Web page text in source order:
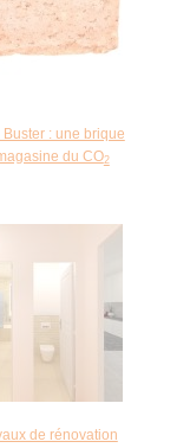
: une brique
du CO2
de rénovation